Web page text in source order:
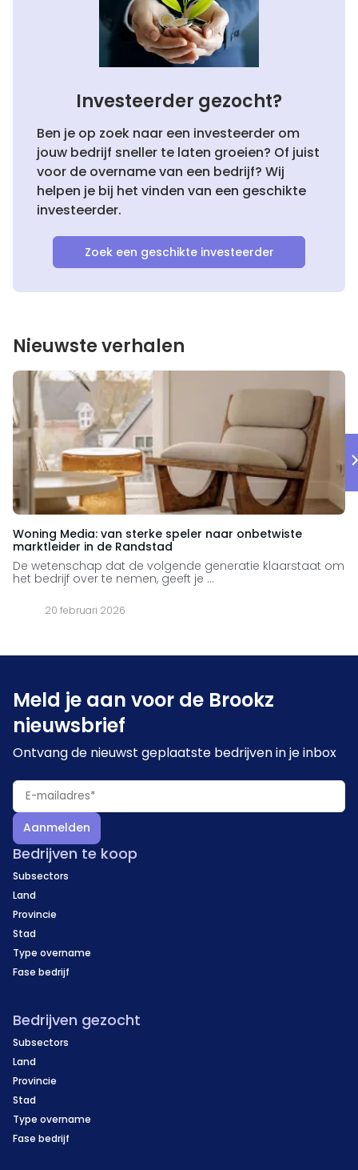
Investeerder gezocht?
Ben je op zoek naar een investeerder om
jouw bedrijf sneller te laten groeien? Of juist
voor de overname van een bedrijf? Wij
helpen je bij het vinden van een geschikte
investeerder.
Zoek een geschikte investeerder
Nieuwste verhalen
Woning Media: van sterke speler naar onbetwiste
marktleider in de Randstad
De wetenschap dat de volgende generatie klaarstaat om
het bedrijf over te nemen, geeft je ...
20 februari 2026
Meld je aan voor de Brookz
nieuwsbrief
Ontvang de nieuwst geplaatste bedrijven in je inbox
Aanmelden
Bedrijven te koop
Subsectors
Land
Provincie
Stad
Type overname
Fase bedrijf
Bedrijven gezocht
Subsectors
Land
Provincie
Stad
Type overname
Fase bedrijf